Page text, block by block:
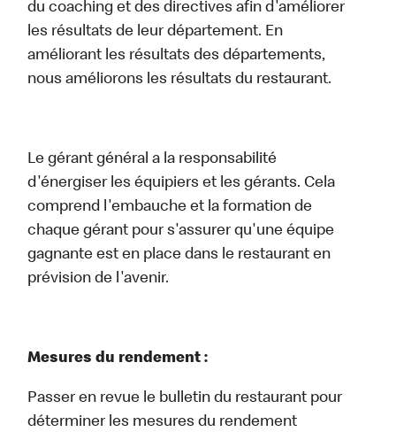
du coaching et des directives afin d'améliorer
les résultats de leur département. En
améliorant les résultats des départements,
nous améliorons les résultats du restaurant.
Le gérant général a la responsabilité
d'énergiser les équipiers et les gérants. Cela
comprend l'embauche et la formation de
chaque gérant pour s'assurer qu'une équipe
gagnante est en place dans le restaurant en
prévision de l'avenir.
Mesures du rendement :
Passer en revue le bulletin du restaurant pour
déterminer les mesures du rendement